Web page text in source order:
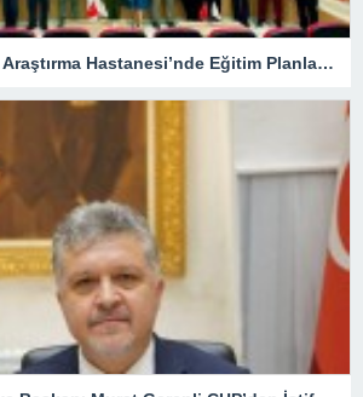
Kırklareli Eğitim ve Araştırma Hastanesi’nde Eğitim Planlaması Masaya Yatırıldı